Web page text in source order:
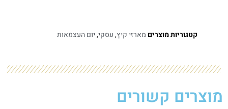
קטגוריות מוצרים מארזי קיץ,עסקי,יום העצמאות
מוצרים קשורים